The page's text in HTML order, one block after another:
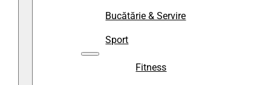
Bucătărie & Servire
Sport
Fitness